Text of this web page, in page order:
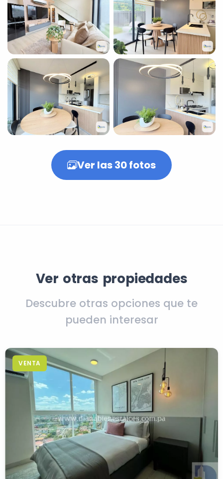
+25
Ver las 30 fotos
Ver otras propiedades
Descubre otras opciones que te
pueden interesar
VENTA